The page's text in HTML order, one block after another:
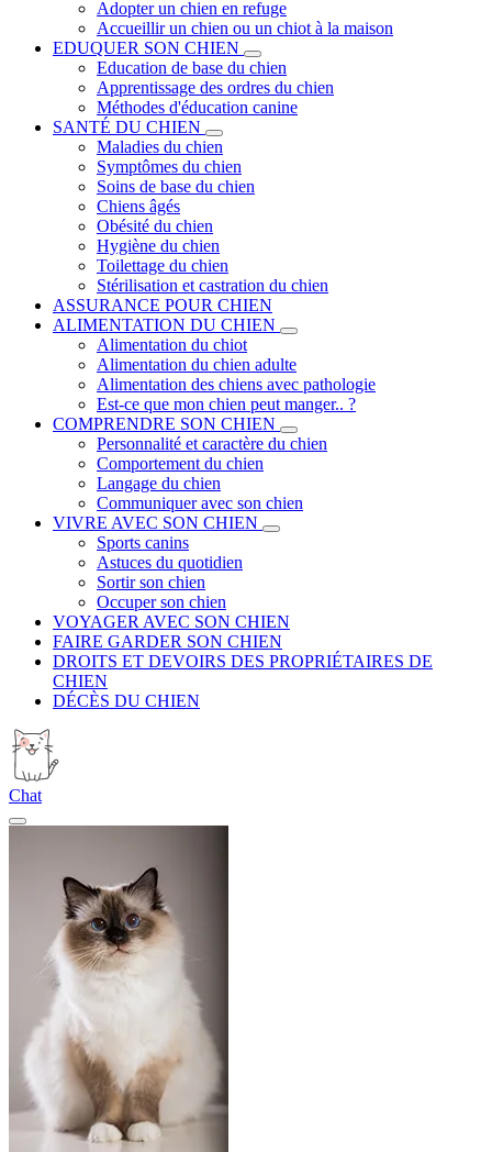
Adopter un chien en refuge
Accueillir un chien ou un chiot à la maison
EDUQUER SON CHIEN
Education de base du chien
Apprentissage des ordres du chien
Méthodes d'éducation canine
SANTÉ DU CHIEN
Maladies du chien
Symptômes du chien
Soins de base du chien
Chiens âgés
Obésité du chien
Hygiène du chien
Toilettage du chien
Stérilisation et castration du chien
ASSURANCE POUR CHIEN
ALIMENTATION DU CHIEN
Alimentation du chiot
Alimentation du chien adulte
Alimentation des chiens avec pathologie
Est-ce que mon chien peut manger.. ?
COMPRENDRE SON CHIEN
Personnalité et caractère du chien
Comportement du chien
Langage du chien
Communiquer avec son chien
VIVRE AVEC SON CHIEN
Sports canins
Astuces du quotidien
Sortir son chien
Occuper son chien
VOYAGER AVEC SON CHIEN
FAIRE GARDER SON CHIEN
DROITS ET DEVOIRS DES PROPRIÉTAIRES DE
CHIEN
DÉCÈS DU CHIEN
Chat